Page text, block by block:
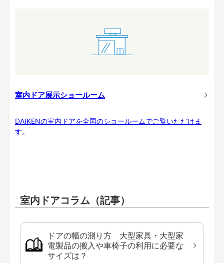
室内ドア展示ショールーム
DAIKENの室内ドアを全国のショールームでご覧いただけま
す。
室内ドアコラム（記事）
ドアの幅の測り方 大型家具・大型家
電製品の搬入や車椅子の利用に必要な
サイズは？